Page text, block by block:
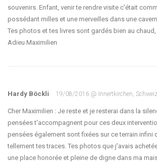
souvenirs. Enfant, venir te rendre visite c'était
possédant milles et une merveilles dans une
Tes photos et tes livres sont gardés bien au
Adieu Maximilien
Hardy Böckli 19/08/2016 @ Innertkirchen, Schweiz
Cher Maximilien : Je reste et je resterai dans la
pensées t'accompagnent pour ces deux
pensées également sont fixées sur ce terrain infini
tellement tes traces. Tes photos que j'avais
une place honorée et pleine de digne dans ma